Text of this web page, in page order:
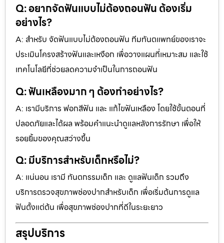
Q: อยากจัดฟันแบบไม่ต้องถอนฟัน ต้องเริ่ม
อย่างไร?
A: สำหรับ จัดฟันแบบไม่ต้องถอนฟัน ทีมทันตแพทย์ของเราจะ
ประเมินโครงสร้างฟันและเหงือก เพื่อวางแผนที่เหมาะสม และใช้
เทคโนโลยีที่ช่วยลดความจำเป็นในการถอนฟัน
Q: ฟันเหลืองมาก ๆ ต้องทำอย่างไร?
A: เรามีบริการ ฟอกสีฟัน และ แก้ไขฟันเหลือง โดยใช้ขั้นตอนที่
ปลอดภัยและได้ผล พร้อมคำแนะนำดูแลหลังการรักษา เพื่อให้
รอยยิ้มของคุณสว่างขึ้น
Q: มีบริการสำหรับเด็กหรือไม่?
A: แน่นอน เรามี ทันตกรรมเด็ก และ ดูแลฟันเด็ก รวมถึง
บริการตรวจสุขภาพช่องปากสำหรับเด็ก เพื่อเริ่มต้นการดูแล
ฟันตั้งแต่ต้น เพื่อสุขภาพช่องปากที่ดีในระยะยาว
สรุปบริการ